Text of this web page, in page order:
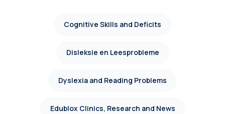
Cognitive Skills and Deficits
Disleksie en Leesprobleme
Dyslexia and Reading Problems
Edublox Clinics, Research and News